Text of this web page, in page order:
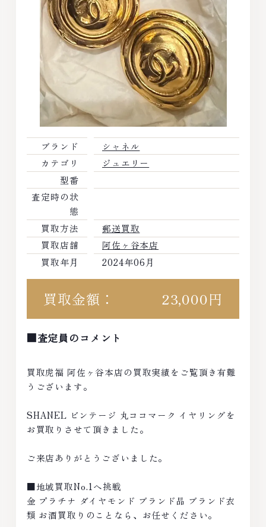
ブランド
シャネル
カテゴリ
ジュエリー
型番
査定時の状
態
買取方法
郵送買取
買取店舗
阿佐ヶ谷本店
買取年月
2024年06月
買取金額： 23,000円
■査定員のコメント
買取虎福 阿佐ヶ谷本店の買取実績をご覧頂き有難
うございます。
SHANEL ビンテージ 丸ココマーク イヤリングを
お買取りさせて頂きました。
ご来店ありがとうございました。
■地域買取No.1へ挑戦
金 プラチナ ダイヤモンド ブランド品 ブランド衣
類 お酒買取りのことなら、お任せください。